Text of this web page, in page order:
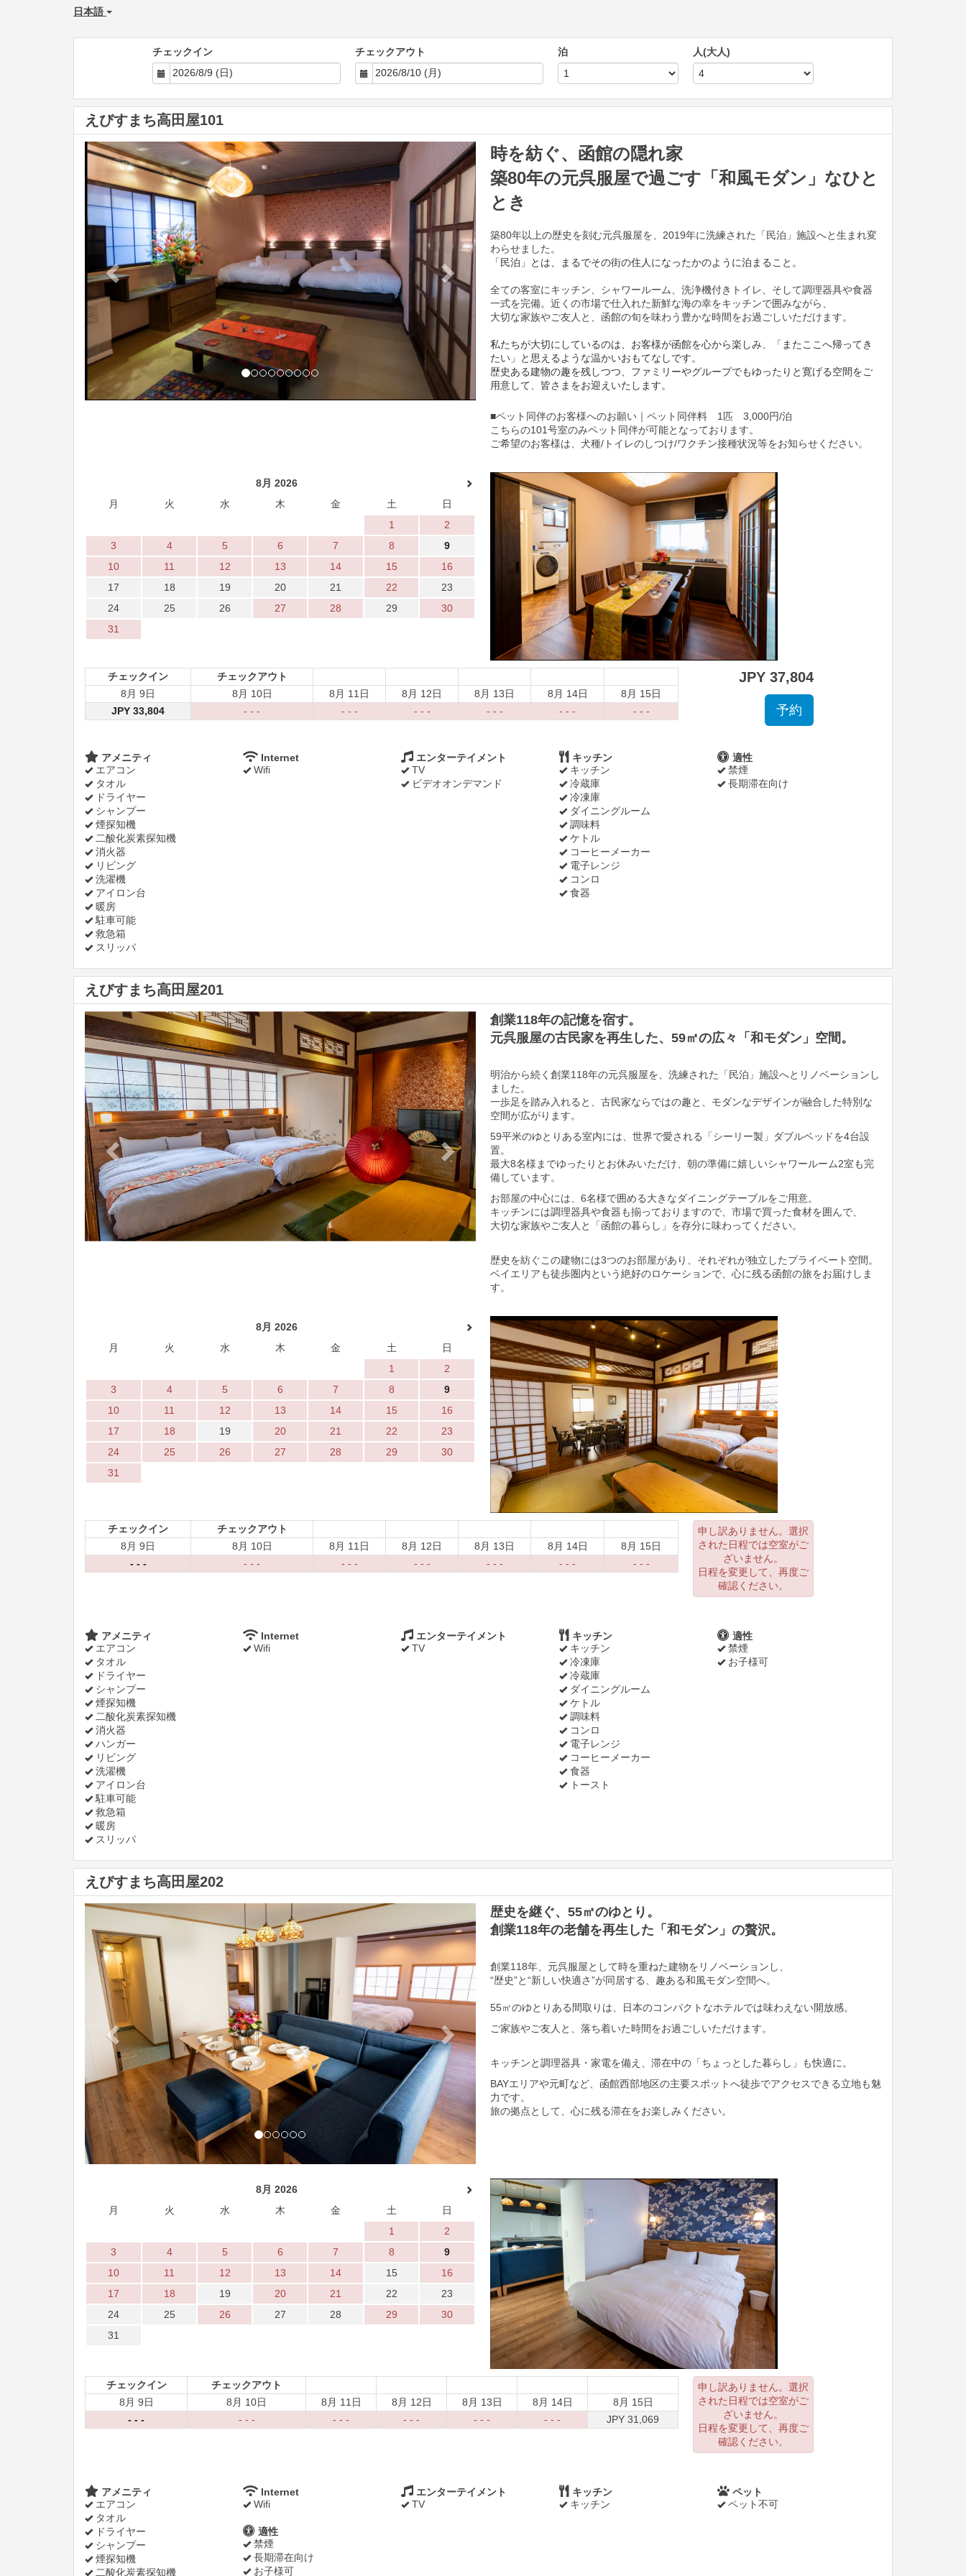
日本語
チェックイン チェックアウト 泊 人(大人)
えびすまち高田屋101
Previous
Next
時を紡ぐ、函館の隠れ家
築80年の元呉服屋で過ごす「和風モダン」なひと
とき
築80年以上の歴史を刻む元呉服屋を、2019年に洗練された「民泊」施設へと生まれ変
わらせました。
「民泊」とは、まるでその街の住人になったかのように泊まること。
全ての客室にキッチン、シャワールーム、洗浄機付きトイレ、そして調理器具や食器
一式を完備。近くの市場で仕入れた新鮮な海の幸をキッチンで囲みながら、
大切な家族やご友人と、函館の旬を味わう豊かな時間をお過ごしいただけます。
私たちが大切にしているのは、お客様が函館を心から楽しみ、
「またここへ帰ってき
たい」と思えるような温かいおもてなしです。
歴史ある建物の趣を残しつつ、ファミリーやグループでも ゆったりと寛げる空間をご
用意して、皆さまをお迎えいたします。
■ペット同伴のお客様へのお願い｜ペット同伴料 1匹 3,000円/泊
こちらの101号室のみペット同伴が可能となっております。
ご希望のお客様は、犬種/トイレのしつけ/ワクチン接種状況等をお知らせください。
8月 2026
月
火 水 木 金 土
日
1
2
3
4 5 6 7 8
9
10
11 12 13 14 15
16
17
18 19 20 21 22
23
24
25 26 27 28 29
30
31
チェックイン
チェックアウト
8月 9日
8月 10日 8月 11日 8月 12日 8月 13日 8月 14日
8月 15日
JPY 33,804 - - - - - - - - - - - - - - - - - -
JPY 37,804
アメニティ
エアコン
タオル
ドライヤー
シャンプー
煙探知機
二酸化炭素探知機
消火器
リビング
洗濯機
アイロン台
暖房
駐車可能
救急箱
スリッパ
Internet
Wifi
エンターテイメント
TV
ビデオオンデマンド
キッチン
キッチン
冷蔵庫
冷凍庫
ダイニングルーム
調味料
ケトル
コーヒーメーカー
電子レンジ
コンロ
食器
適性
禁煙
長期滞在向け
えびすまち高田屋201
Previous
Next
創業118年の記憶を宿す。
元呉服屋の古民家を再生した、59㎡の広々「和モダン」空間。
明治から続く創業118年の元呉服屋を、洗練された「民泊」施設へとリノベーションし
ました。
一歩足を踏み入れると、古民家ならではの趣と、モダンなデザインが融合した特別な
空間が広がります。
59平米のゆとりある室内には、世界で愛される「シーリー製」ダブルベッドを4台設
置。
最大8名様までゆったりとお休みいただけ、朝の準備に嬉しいシャワールーム2室も完
備しています。
お部屋の中心には、6名様で囲める大きなダイニングテーブルをご用意。
キッチンには調理器具や食器も揃っておりますので、市場で買った食材を囲んで、
大切な家族やご友人と「函館の暮らし」を存分に味わってください。
歴史を紡ぐこの建物には3つのお部屋があり、それぞれが独立したプライベート空間。
ベイエリアも徒歩圏内という絶好のロケーションで、心に残る函館の旅をお届けしま
す。
8月 2026
月
火 水 木 金 土
日
1
2
3
4 5 6 7 8
9
10
11 12 13 14 15
16
17
18 19 20 21 22
23
24
25 26 27 28 29
30
31
チェックイン
チェックアウト
8月 9日
8月 10日 8月 11日 8月 12日 8月 13日 8月 14日
8月 15日
- - -
- - - - - - - - - - - - - - - - - -
申し訳ありません。選択
された日程では空室がご
ざいません。
日程を変更して、再度ご
確認ください。
アメニティ
エアコン
タオル
ドライヤー
シャンプー
煙探知機
二酸化炭素探知機
消火器
ハンガー
リビング
洗濯機
アイロン台
駐車可能
救急箱
暖房
スリッパ
Internet
Wifi
エンターテイメント
TV
キッチン
キッチン
冷凍庫
冷蔵庫
ダイニングルーム
ケトル
調味料
コンロ
電子レンジ
コーヒーメーカー
食器
トースト
適性
禁煙
お子様可
えびすまち高田屋202
Previous
歴史を継ぐ、55㎡のゆとり。
創業118年の老舗を再生した「和モダン」の贅沢。
創業118年、元呉服屋として時を重ねた建物をリノベーションし、
“歴史”と“新しい快適さ”が同居する、趣ある和風モダン空間へ。
55㎡のゆとりある間取りは、日本のコンパクトなホテルでは味わえない開放感。
ご家族やご友人と、落ち着いた時間をお過ごしいただけます。
キッチンと調理器具・家電を備え、滞在中の「ちょっとした暮らし」も快適に。
BAYエリアや元町など、函館西部地区の主要スポットへ徒歩でアクセスできる立地も魅
力です。
旅の拠点として、心に残る滞在をお楽しみください。
8月 2026
月
火 水 木 金 土
日
1
2
3
4 5 6 7 8
9
10
11 12 13 14 15
16
17
18 19 20 21 22
23
24
25 26 27 28 29
30
31
チェックイン
チェックアウト
8月 9日
8月 10日 8月 11日 8月 12日 8月 13日 8月 14日
8月 15日
- - -
- - - - - - - - - - - - - - - JPY 31,069
申し訳ありません。選択
された日程では空室がご
ざいません。
日程を変更して、再度ご
確認ください。
アメニティ
エアコン
タオル
ドライヤー
シャンプー
煙探知機
二酸化炭素探知機
Internet
Wifi
エンターテイメント
TV
キッチン
キッチン
ペット
ペット不可
適性
禁煙
長期滞在向け
お子様可